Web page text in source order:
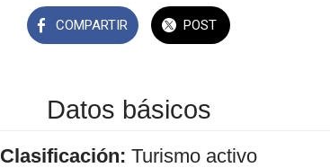
COMPARTIR POST
Datos básicos
Clasificación: Turismo activo